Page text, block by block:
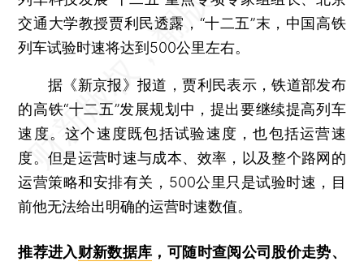
交通大学教授贾利民透露，“十二五”末，中国高铁
列车试验时速将达到500公里左右。
据《新京报》报道，贾利民表示，铁道部发布
的高铁“十二五”发展规划中，提出要继续提高列车
速度。这个速度既包括试验速度，也包括运营速
度。但是运营时速与成本、效率，以及整个路网的
运营策略和安排有关，500公里只是试验时速，目
前他无法给出明确的运营时速数值。
推荐进入财新数据库 ，可随时查阅公司股价走势、